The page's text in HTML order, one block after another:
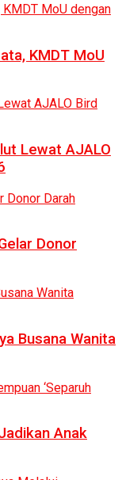
KMDT MoU
Lewat AJALO
Donor
Busana Wanita
Anak